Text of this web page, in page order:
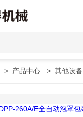
> 产品中心 >其他设备